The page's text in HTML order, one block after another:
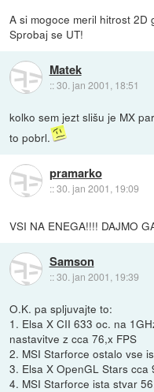
A si mogoce meril hitrost 2D
Sprobaj se UT!
Matek
::30. jan 2001, 18:51
kolko sem jezt slišu je MX
to pobrl.
pramarko
::30. jan 2001, 19:09
VSI NA ENEGA!!!! DAJMO
Samson
::30. jan 2001, 19:39
O.K. pa spljuvajte to:
1. Elsa X CII 633 oc. na
nastavitve z cca 76,x FPS
2. MSI Starforce ostalo vse
3. Elsa X OpenGL Stars cca
4. MSI Starforce ista stvar